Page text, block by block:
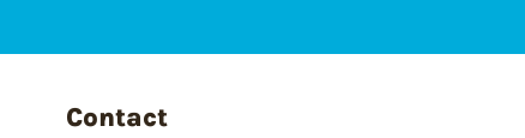
Contact